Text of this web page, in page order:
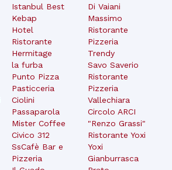
Istanbul Best
Kebap
Hotel
Ristorante
Hermitage
la furba
Punto Pizza
Pasticceria
Ciolini
Passaparola
Mister Coffee
Civico 312
SsCafè Bar e
Pizzeria
Di Vaiani
Massimo
Ristorante
Pizzeria
Trendy
Savo Saverio
Ristorante
Pizzeria
Vallechiara
Circolo ARCI
"Renzo Grassi"
Ristorante Yoxi
Yoxi
Gianburrasca